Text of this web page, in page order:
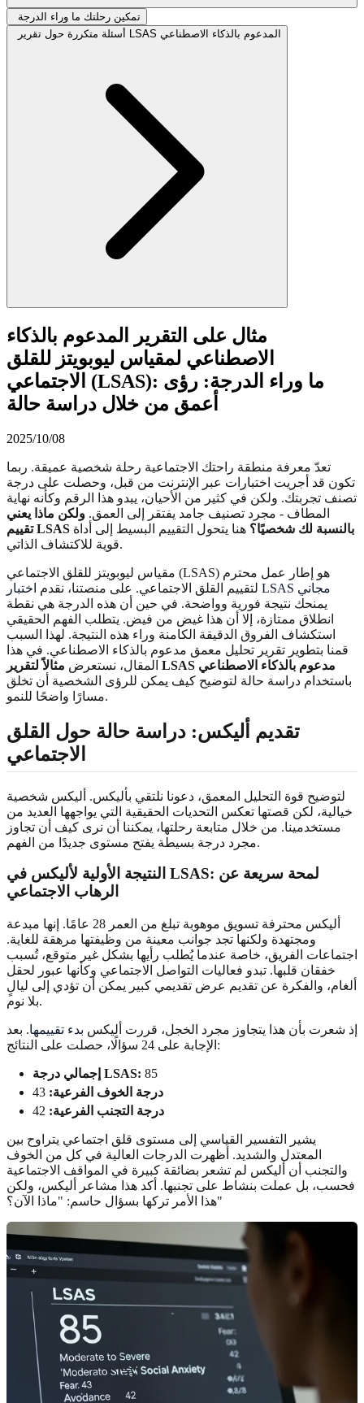
تمكين رحلتك ما وراء الدرجة
أسئلة متكررة حول تقرير LSAS المدعوم بالذكاء الاصطناعي
مثال على التقرير المدعوم بالذكاء
الاصطناعي لمقياس ليوبويتز للقلق
الاجتماعي (LSAS): ما وراء الدرجة: رؤى
أعمق من خلال دراسة حالة
2025/10/08
تعدّ معرفة منطقة راحتك الاجتماعية رحلة شخصية عميقة. ربما
تكون قد أجريت اختبارات عبر الإنترنت من قبل، وحصلت على درجة
تصنف تجربتك. ولكن في كثير من الأحيان، يبدو هذا الرقم وكأنه نهاية
المطاف - مجرد تصنيف جامد يفتقر إلى العمق. ولكن ماذا يعني
تقييم LSAS بالنسبة لك شخصيًا؟ هنا يتحول التقييم البسيط إلى أداة
قوية للاكتشاف الذاتي.
مقياس ليوبويتز للقلق الاجتماعي (LSAS) هو إطار عمل محترم
لتقييم القلق الاجتماعي. على منصتنا، نقدم
اختبار LSAS مجاني
يمنحك نتيجة فورية وواضحة. في حين أن هذه الدرجة هي نقطة
انطلاق ممتازة، إلا أن هذا غيض من فيض. يتطلب الفهم الحقيقي
استكشاف الفروق الدقيقة الكامنة وراء هذه النتيجة. لهذا السبب
قمنا بتطوير تقرير تحليل معمق مدعوم بالذكاء الاصطناعي. في هذا
المقال، نستعرض
مثالاً لتقرير LSAS مدعوم بالذكاء الاصطناعي
باستخدام دراسة حالة لتوضيح كيف يمكن للرؤى الشخصية أن تخلق
مسارًا واضحًا للنمو.
تقديم أليكس: دراسة حالة حول القلق
الاجتماعي
لتوضيح قوة التحليل المعمق، دعونا نلتقي بأليكس. أليكس شخصية
خيالية، لكن قصتها تعكس التحديات الحقيقية التي يواجهها العديد من
مستخدمينا. من خلال متابعة رحلتها، يمكننا أن نرى كيف أن تجاوز
مجرد درجة بسيطة يفتح مستوى جديدًا من الفهم.
النتيجة الأولية لأليكس في LSAS: لمحة سريعة عن
الرهاب الاجتماعي
أليكس محترفة تسويق موهوبة تبلغ من العمر 28 عامًا. إنها مبدعة
ومجتهدة ولكنها تجد جوانب معينة من وظيفتها مرهقة للغاية.
اجتماعات الفريق، خاصة عندما يُطلب رأيها بشكل غير متوقع، تُسبب
خفقان قلبها. تبدو فعاليات التواصل الاجتماعي وكأنها عبور لحقل
ألغام، والفكرة عن تقديم عرض تقديمي كبير يمكن أن تؤدي إلى ليالٍ
بلا نوم.
إذ شعرت بأن هذا يتجاوز مجرد الخجل، قررت أليكس بدء تقييمها. بعد
الإجابة على 24 سؤالًا، حصلت على النتائج:
إجمالي درجة LSAS: 85
درجة الخوف الفرعية:
درجة التجنب الفرعية:
يشير التفسير القياسي إلى مستوى قلق اجتماعي يتراوح بين
المعتدل والشديد. أظهرت الدرجات العالية في كل من الخوف
والتجنب أن أليكس لم تشعر بضائقة كبيرة في المواقف الاجتماعية
فحسب، بل عملت بنشاط على تجنبها. أكد هذا مشاعر أليكس، ولكن
هذا الأمر تركها بسؤال حاسم: "ماذا الآن؟"